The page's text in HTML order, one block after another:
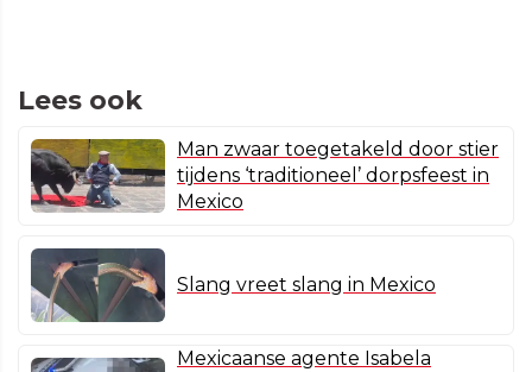
Lees ook
Man zwaar toegetakeld door stier
tijdens ‘traditioneel’ dorpsfeest in
Mexico
Slang vreet slang in Mexico
Mexicaanse agente Isabela